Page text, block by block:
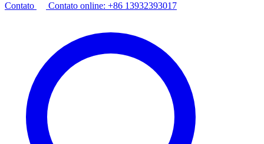
Contato
Contato online: +86 13932393017